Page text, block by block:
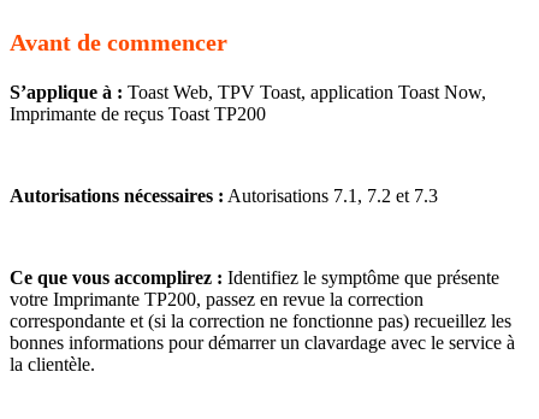
Avant de commencer
S’applique à : Toast Web, TPV Toast, application Toast Now,
Imprimante de reçus Toast TP200
Autorisations nécessaires : Autorisations 7.1, 7.2 et 7.3
Ce que vous accomplirez : Identifiez le symptôme que présente
votre Imprimante TP200, passez en revue la correction
correspondante et (si la correction ne fonctionne pas) recueillez les
bonnes informations pour démarrer un clavardage avec le service à
la clientèle.